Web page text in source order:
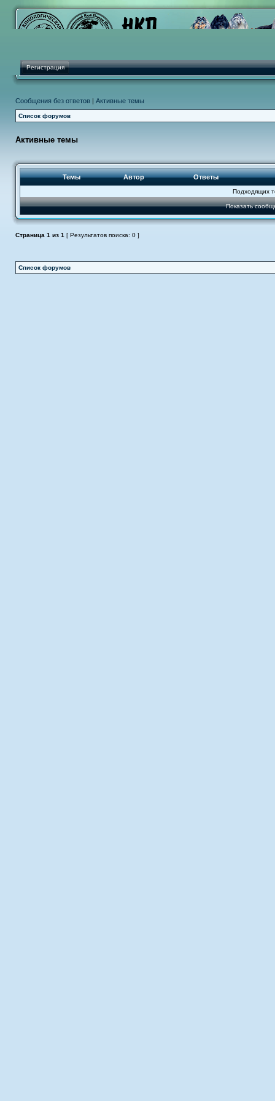
Регистрация
Сообщения без ответов | Активные темы
Список форумов
Активные темы
Темы Автор Ответы
Подходящих
Показать
Страница 1 из 1 [ Результатов поиска: 0 ]
Список форумов